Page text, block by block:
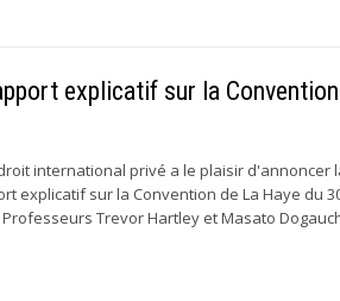
explicatif sur la
international privé a le plaisir d'annoncer
explicatif sur la Convention de La Haye du
Trevor Hartley et Masato